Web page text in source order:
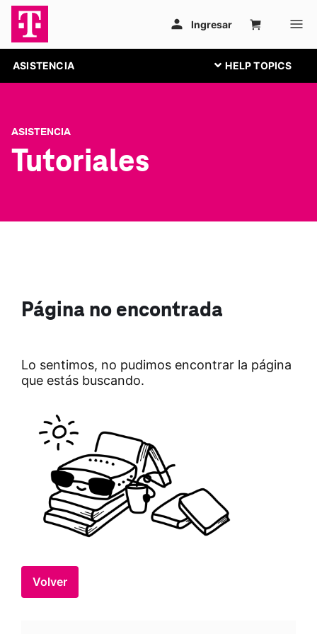
ASISTENCIA
ASISTENCIA
Tutoriales